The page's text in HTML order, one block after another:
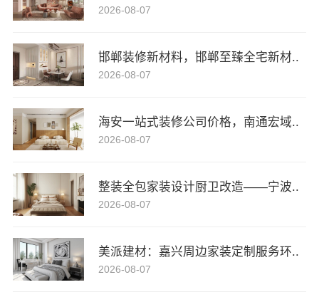
2026-08-07
邯郸装修新材料，邯郸至臻全宅新材..
2026-08-07
海安一站式装修公司价格，南通宏域..
2026-08-07
整装全包家装设计厨卫改造——宁波..
2026-08-07
美派建材：嘉兴周边家装定制服务环..
2026-08-07